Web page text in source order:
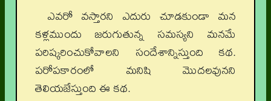
ఎవరో వస్తారని ఎదురు చూడకుండా మన
కళ్లముందు జరుగుతున్న సమస్యని మనమే
పరిష్కరించుకోవాలని సందేశాన్నిస్తుంది కథ.
పరోపకారంలో మనిషి మొదలవునని
తెలియజేస్తుంది ఈ కథ.